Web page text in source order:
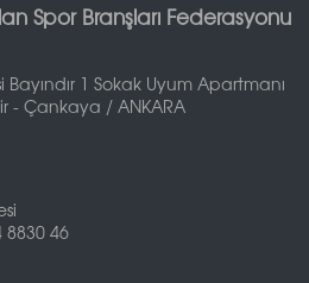
Spor Branşları Federasyonu
1 Sokak Uyum Apartmanı
- Çankaya / ANKARA
8830 46